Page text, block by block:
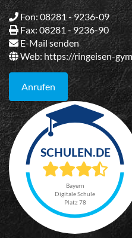
Fon: 08281 - 9236-09
Fax: 08281 - 9236-90
E-Mail senden
Web:https://ringeisen-
Anrufen
Bayern
Digitale Schule
Platz 78